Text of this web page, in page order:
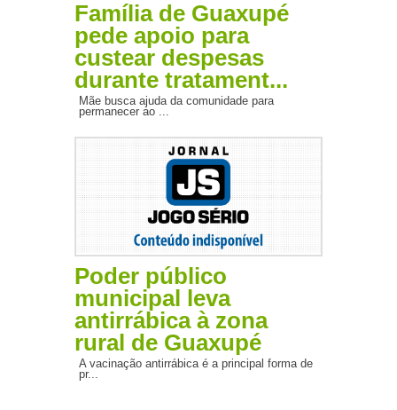
Família de Guaxupé
pede apoio para
custear despesas
durante tratament...
Mãe busca ajuda da comunidade para
permanecer ao ...
Poder público
municipal leva
antirrábica à zona
rural de Guaxupé
A vacinação antirrábica é a principal forma de
pr...